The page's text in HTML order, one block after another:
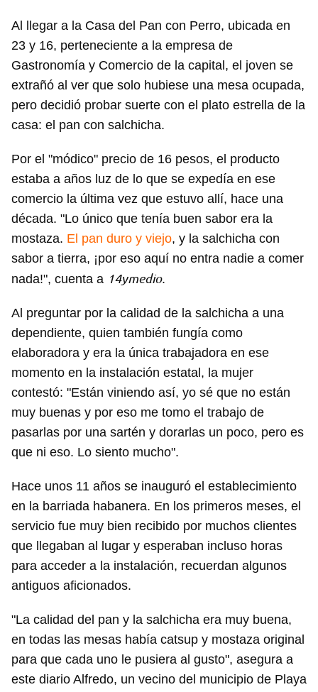
Al llegar a la Casa del Pan con Perro, ubicada en
23 y 16, perteneciente a la empresa de
Gastronomía y Comercio de la capital, el joven se
extrañó al ver que solo hubiese una mesa ocupada,
pero decidió probar suerte con el plato estrella de la
casa: el pan con salchicha.
Por el "módico" precio de 16 pesos, el producto
estaba a años luz de lo que se expedía en ese
comercio la última vez que estuvo allí, hace una
década. "Lo único que tenía buen sabor era la
mostaza. El pan duro y viejo, y la salchicha con
sabor a tierra, ¡por eso aquí no entra nadie a comer
nada!", cuenta a 14ymedio.
Al preguntar por la calidad de la salchicha a una
dependiente, quien también fungía como
elaboradora y era la única trabajadora en ese
momento en la instalación estatal, la mujer
contestó: "Están viniendo así, yo sé que no están
muy buenas y por eso me tomo el trabajo de
pasarlas por una sartén y dorarlas un poco, pero es
que ni eso. Lo siento mucho".
Hace unos 11 años se inauguró el establecimiento
en la barriada habanera. En los primeros meses, el
servicio fue muy bien recibido por muchos clientes
que llegaban al lugar y esperaban incluso horas
para acceder a la instalación, recuerdan algunos
antiguos aficionados.
"La calidad del pan y la salchicha era muy buena,
en todas las mesas había catsup y mostaza original
para que cada uno le pusiera al gusto", asegura a
este diario Alfredo, un vecino del municipio de Playa